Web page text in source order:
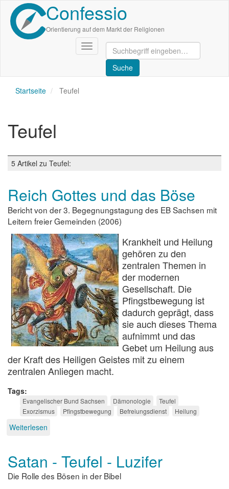
Direkt
zum
Inhalt
Confessio
Orientierung auf dem Markt der Religionen
Navigation
aktivieren/deaktivieren
Startseite Teufel
Teufel
5 Artikel zu Teufel:
Reich Gottes und das Böse
Bericht von der 3. Begegnungstagung des EB Sachsen mit
Leitern freier Gemeinden (2006)
Krankheit und Heilung
gehören zu den
zentralen Themen in
der modernen
Gesellschaft. Die
Pfingstbewegung ist
dadurch geprägt, dass
sie auch dieses Thema
aufnimmt und das
Gebet um Heilung aus
der Kraft des Heiligen Geistes mit zu einem
zentralen Anliegen macht.
Tags
Evangelischer Bund Sachsen Dämonologie
Teufel
Exorzismus
Pfingstbewegung Befreiungsdienst Heilung
Weiterlesen
das
Böse
Satan - Teufel - Luzifer
Die Rolle des Bösen in der Bibel